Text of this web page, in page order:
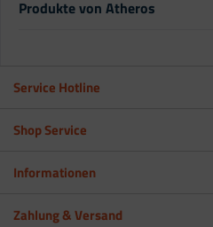
Produkte von Atheros
Service Hotline
Shop Service
Informationen
Zahlung & Versand